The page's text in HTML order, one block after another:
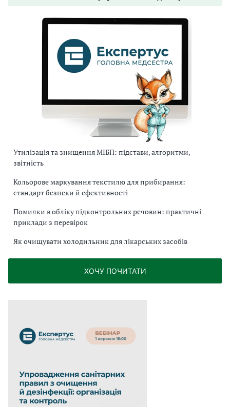
Утилізація та знищення МІБП: підстави, алгоритми,
звітність
Кольорове маркування текстилю для прибирання:
стандарт безпеки й ефективності
Помилки в обліку підконтрольних речовин: практичні
приклади з перевірок
Як очищувати холодильник для лікарських засобів
ХОЧУ ПОЧИТАТИ